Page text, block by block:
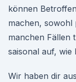
können
machen, sowohl
manchen Fällen
saisonal auf, wie
Wir haben dir